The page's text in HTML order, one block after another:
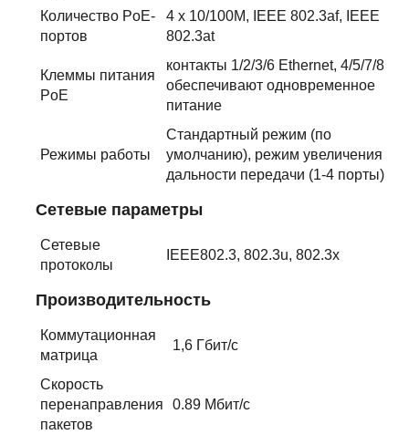
Количество PoE-
портов
4 х 10/100М, IEEE 802.3af, IEEE
802.3at
Клеммы питания
PoE
контакты 1/2/3/6 Ethernet, 4/5/7/8
обеспечивают одновременное
питание
Режимы работы
Стандартный режим (по
умолчанию), режим увеличения
дальности передачи (1-4 порты)
Сетевые параметры
Сетевые
протоколы
IEEE802.3, 802.3u, 802.3x
Производительность
Коммутационная
матрица
1,6 Гбит/с
Скорость
перенаправления
пакетов
0.89 Mбит/с